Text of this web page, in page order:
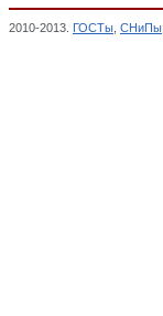
2010-2013. ГОСТы СНиПы